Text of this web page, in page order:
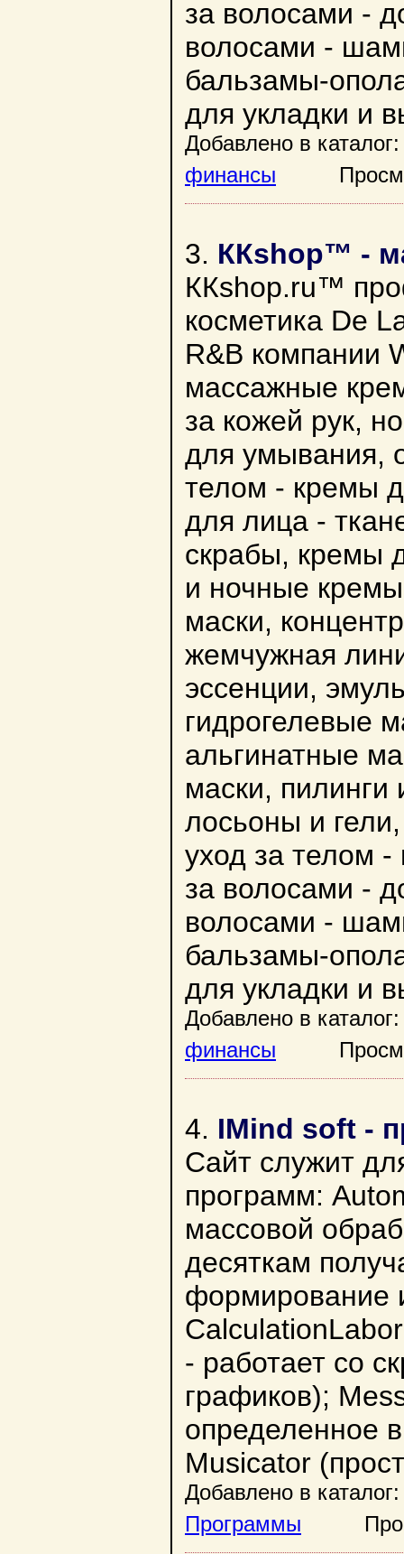
за волосами -
волосами -
бальзамы-
для укладки и
Добавлено в
финансы
3. ККshop™ -
ККshop.ru™
косметика De
R&B компании
массажные
за кожей рук,
для умывания,
телом - кремы
для лица -
скрабы, кремы
и ночные
маски,
жемчужная
эссенции,
гидрогелевые
альгинатные
маски, пилинги
лосьоны и
уход за телом
за волосами -
волосами -
бальзамы-
для укладки и
Добавлено в
финансы
4. IMind soft -
Сайт служит
программ:
массовой
десяткам
формирование
- работает со
графиков);
определенное
Musicator
Добавлено в
Программы